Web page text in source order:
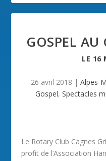
GOSPEL AU
LE 16
26 avril 2018 | Alpes-
Gospel, Spectacles
Le Rotary Club Cagnes
profit de l’Association